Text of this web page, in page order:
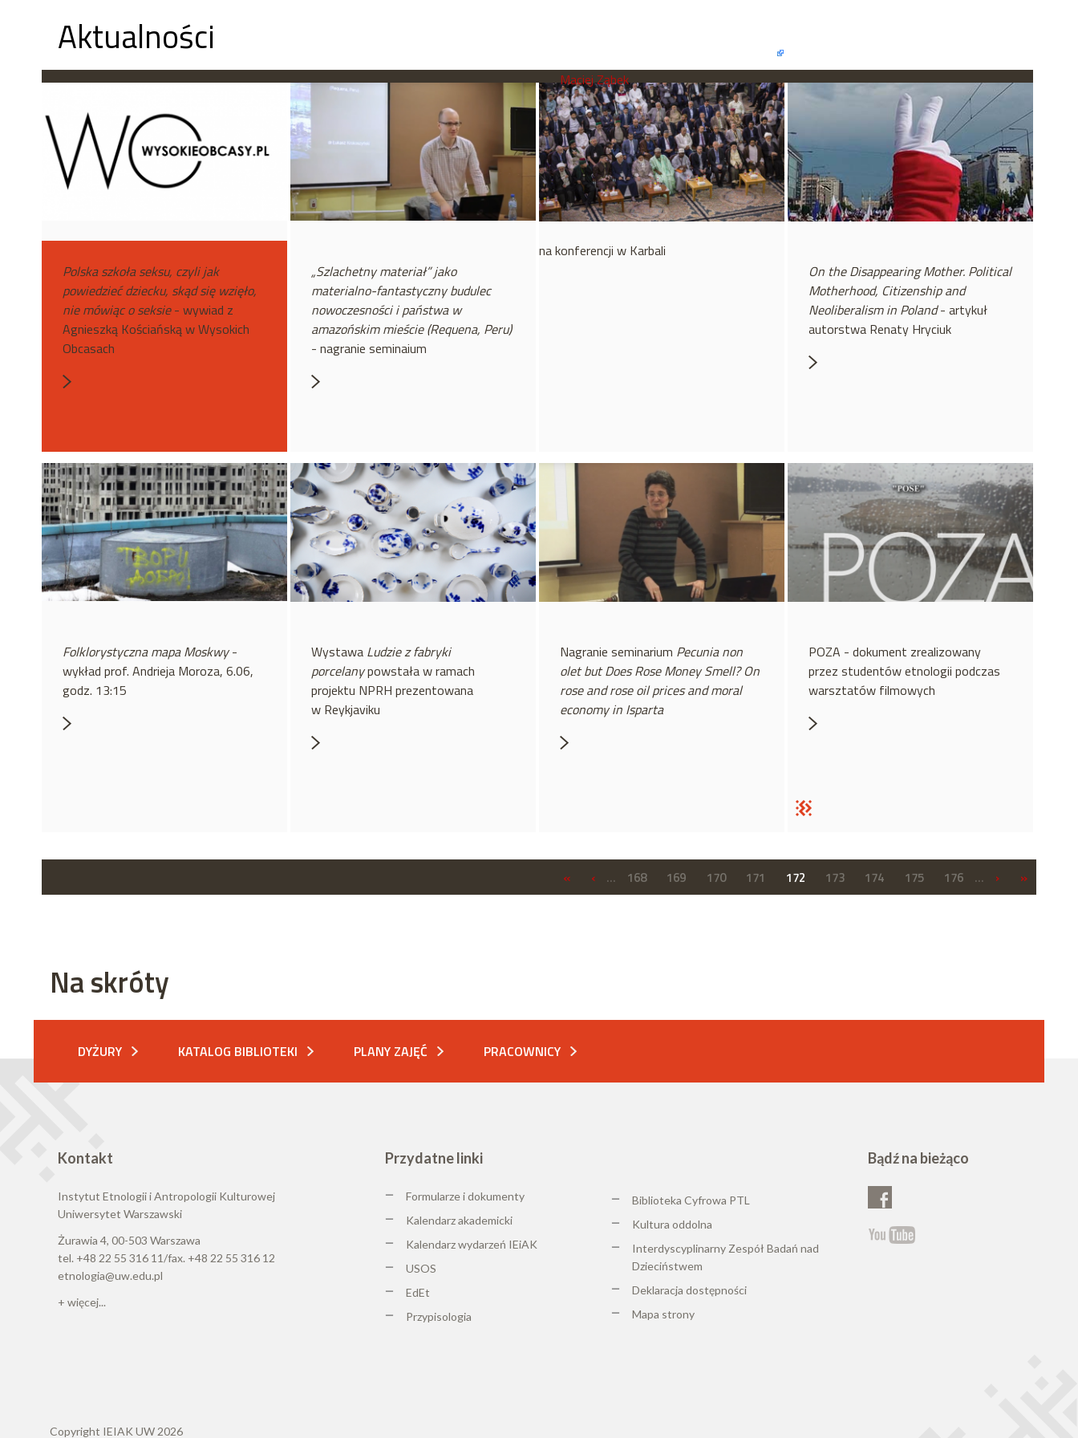
Aktualności
Polska szkoła seksu, czyli jak
powiedzieć dziecku, skąd się wzięło,
nie mówiąc o seksie- wywiad z
Agnieszką Kościańską w Wysokich
Obcasach
„Szlachetny materiał” jako
materialno-fantastyczny budulec
nowoczesności i państwa w
amazońskim mieście (Requena, Peru)
- nagranie seminaium
Maciej Ząbek
na konferencji w Karbali
On the Disappearing Mother. Political
Motherhood, Citizenship and
Neoliberalism in Poland- artykuł
autorstwa Renaty Hryciuk
Folklorystyczna mapa Moskwy-
wykład prof. Andrieja Moroza, 6.06,
godz. 13:15
Wystawa Ludzie z fabryki
porcelanypowstała w ramach
projektu NPRH prezentowana
w Reykjaviku
Nagranie seminarium Pecunia non
olet but Does Rose Money Smell? On
rose and rose oil prices and moral
economy in Isparta
POZA - dokument zrealizowany
przez studentów etnologii podczas
warsztatów filmowych
« ‹ … 168 169 170 171 172 173 174 175 176 … › »
Na skróty
DYŻURY KATALOG BIBLIOTEKI PLANY ZAJĘĆ PRACOWNICY
Kontakt
Instytut Etnologii i Antropologii Kulturowej
Uniwersytet Warszawski
Żurawia 4, 00-503 Warszawa
tel. +48 22 55 316 11/fax. +48 22 55 316 12
etnologia@uw.edu.pl
+ więcej...
Przydatne linki
Formularze i dokumenty
Kalendarz akademicki
Kalendarz wydarzeń IEiAK
USOS
EdEt
Przypisologia
Biblioteka Cyfrowa PTL
Kultura oddolna
Interdyscyplinarny Zespół Badań nad
Dzieciństwem
Deklaracja dostępności
Mapa strony
Bądź na bieżąco
Copyright IEIAK UW 2026